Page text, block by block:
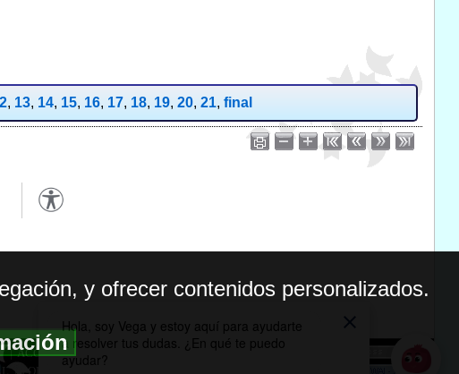
, 13, 14, 15, 16, 17, 18, 19, 20, 21, final
ACCESIBILIDAD
| POLITICA DE PRIVACIDAD
y ofrecer contenidos personalizados.